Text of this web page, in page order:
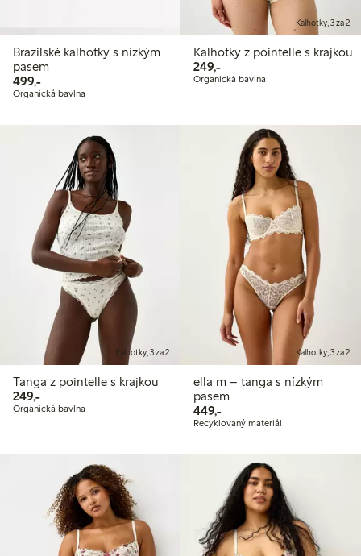
Brazilské kalhotky s nízkým
pasem
499,-499,00 Kč
Organická bavlna
Kalhotky, 3 za 2
Kalhotky z pointelle s krajkou
249,-249,00 Kč
Organická bavlna
Kalhotky, 3 za 2
Tanga z pointelle s krajkou
249,-249,00 Kč
Organická bavlna
Kalhotky, 3 za 2
ella m – tanga s nízkým
pasem
449,-449,00 Kč
Recyklovaný materiál